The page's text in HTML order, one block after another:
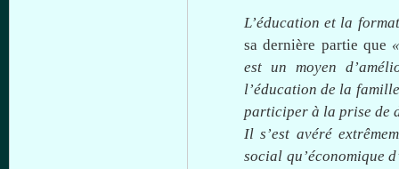
L’éducation et la
sa dernière partie que
estun moyen
l’éducation de la famille
participer à la prise de
Ils’est avéré
social qu’économique